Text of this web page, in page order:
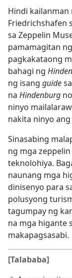
Hindi
Friedrichshafen
sa Zeppelin
pamamagitan
pagkakataong
bahagi ng
ng isang guide
na Hindenburg
ninyo
nakita ninyo
Sinasabing
ng mga
teknolohiya.
naunang mga
dinisenyo para
polusyong
tagumpay ng
na mga higante
makapagsasabi.
[Talababa]